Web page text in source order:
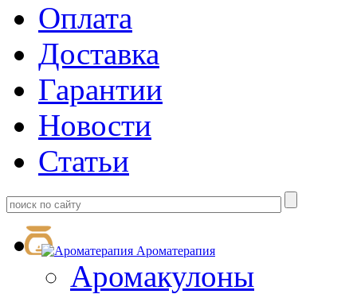
Оплата
Доставка
Гарантии
Новости
Статьи
Ароматерапия
Аромакулоны